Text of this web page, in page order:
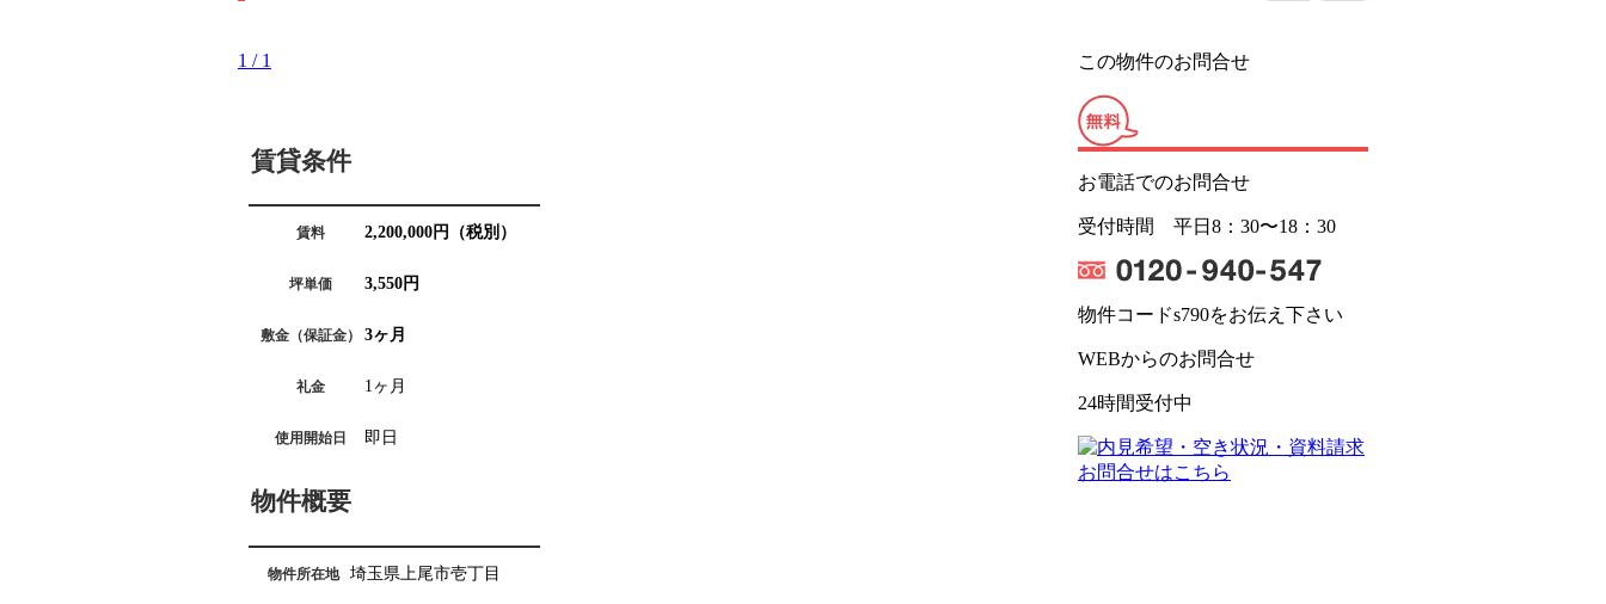
1 / 1
賃貸条件
賃料 2,200,000 円（税別）
坪単価 3,550円
敷金（保証金） 3ヶ月
礼金 1ヶ月
使用開始日 即日
物件概要
物件所在地 埼玉県上尾市壱丁目
この物件のお問合せ
お電話でのお問合せ
受付時間 平日8：30〜18：30
物件コードs790をお伝え下さい
WEBからのお問合せ
24時間受付中